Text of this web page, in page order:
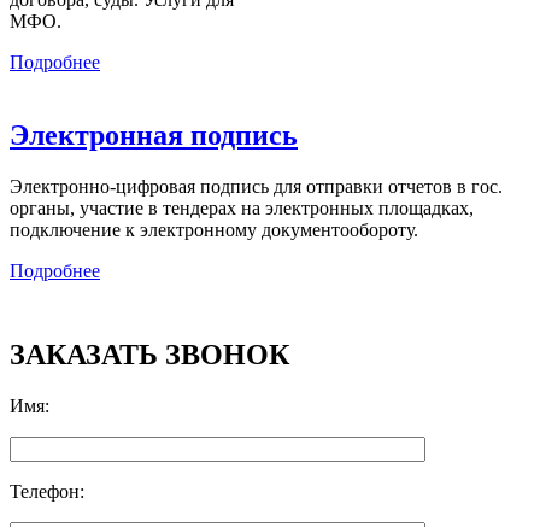
МФО.
Подробнее
Электронная подпись
Электронно-цифровая подпись для отправки отчетов в гос.
органы, участие в тендерах на электронных площадках,
подключение к электронному документообороту.
Подробнее
ЗАКАЗАТЬ ЗВОНОК
Имя:
Телефон: